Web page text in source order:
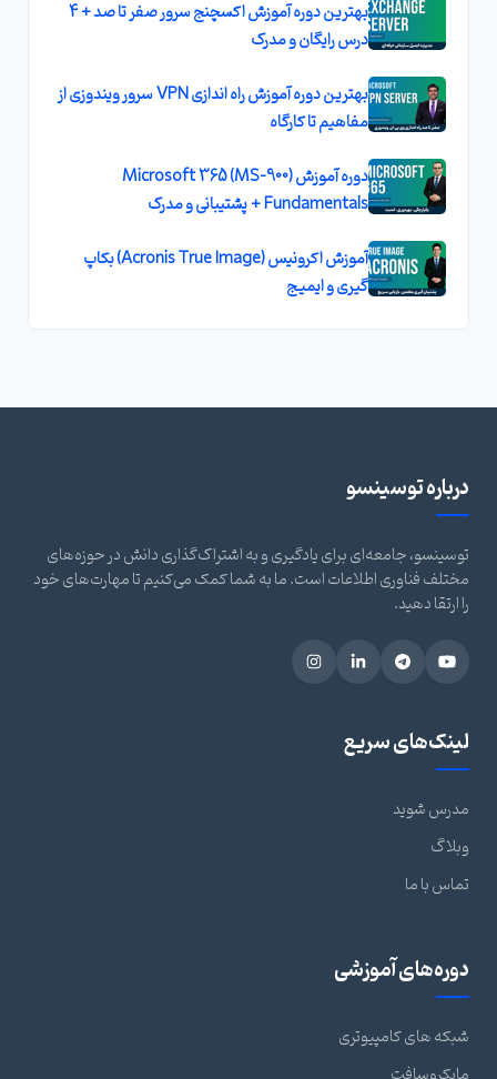
بهترین دوره آموزش اکسچنج سرور صفر تا صد + 4
درس رایگان و مدرک
بهترین دوره آموزش راه اندازی VPN سرور ویندوزی از
مفاهیم تا کارگاه
دوره آموزش (MS-900) Microsoft 365
Fundamentals + پشتیبانی و مدرک
آموزش اکرونیس (Acronis True Image) بکاپ
گیری و ایمیج
درباره توسینسو
توسینسو، جامعه‌ای برای یادگیری و به اشتراک‌گذاری دانش در حوزه‌های
مختلف فناوری اطلاعات است. ما به شما کمک می‌کنیم تا مهارت‌های خود
را ارتقا دهید.
لینک‌های سریع
مدرس شوید
وبلاگ
تماس با ما
دوره‌های آموزشی
شبکه های کامپیوتری